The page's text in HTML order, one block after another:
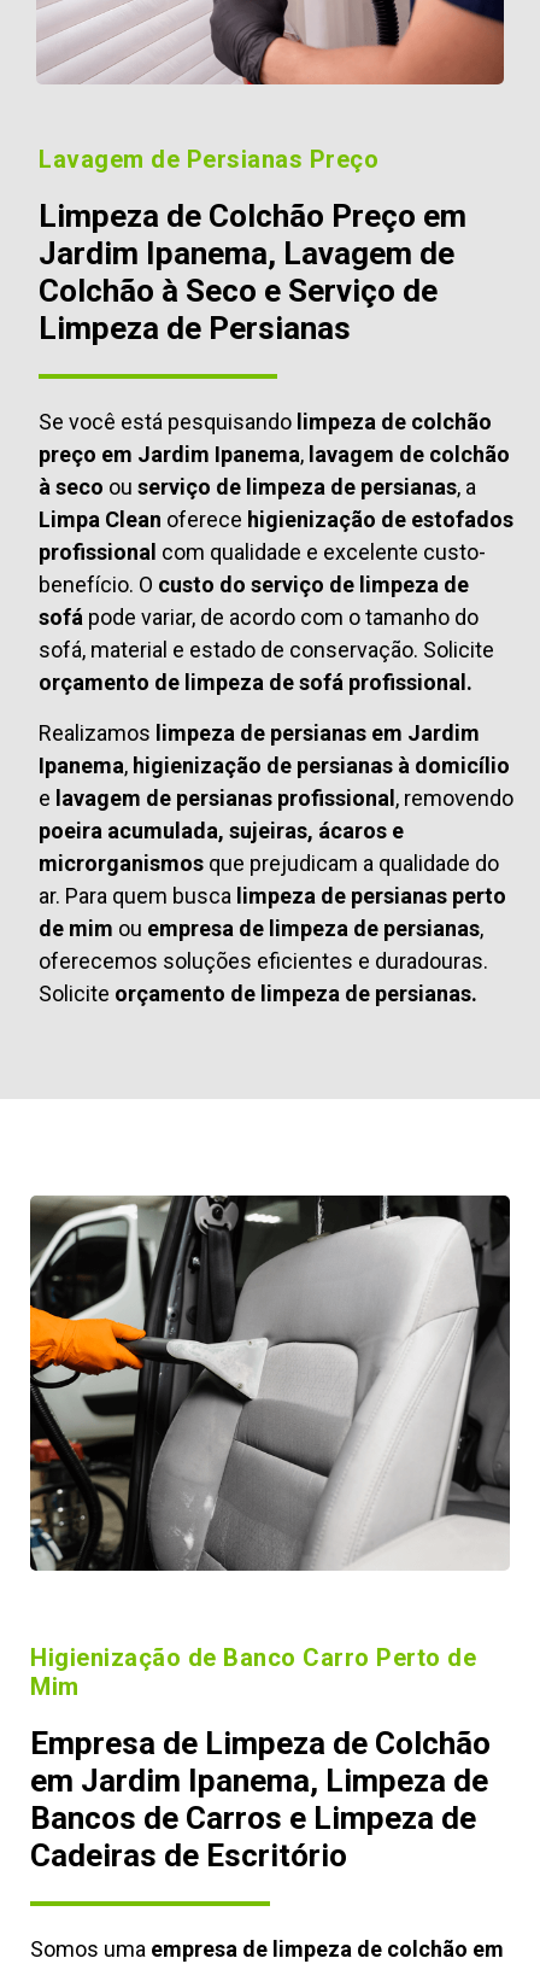
Lavagem de Persianas Preço
Limpeza de Colchão Preço em
Jardim Ipanema, Lavagem de
Colchão à Seco e Serviço de
Limpeza de Persianas
Se você está pesquisando limpeza de colchão
preço em Jardim Ipanema, lavagem de colchão
à seco ou serviço de limpeza de persianas, a
Limpa Clean oferece higienização de estofados
profissional com qualidade e excelente custo-
benefício. O custo do serviço de limpeza de
sofá pode variar, de acordo com o tamanho do
sofá, material e estado de conservação. Solicite
orçamento de limpeza de sofá profissional.
Realizamos limpeza de persianas em Jardim
Ipanema, higienização de persianas à domicílio
e lavagem de persianas profissional, removendo
poeira acumulada, sujeiras, ácaros e
microrganismos que prejudicam a qualidade do
ar. Para quem busca limpeza de persianas perto
de mim ou empresa de limpeza de persianas,
oferecemos soluções eficientes e duradouras.
Solicite orçamento de limpeza de persianas.
Higienização de Banco Carro Perto de
Mim
Empresa de Limpeza de Colchão
em Jardim Ipanema, Limpeza de
Bancos de Carros e Limpeza de
Cadeiras de Escritório
Somos uma empresa de limpeza de colchão em